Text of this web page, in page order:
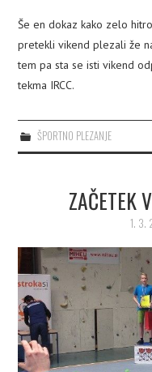
Še en dokaz kako zelo
pretekli vikend plezali že
tem pa sta se isti vikend
tekma IRCC.
ŠPORTNO PLEZANJE
ZAČETEK
1. 3.